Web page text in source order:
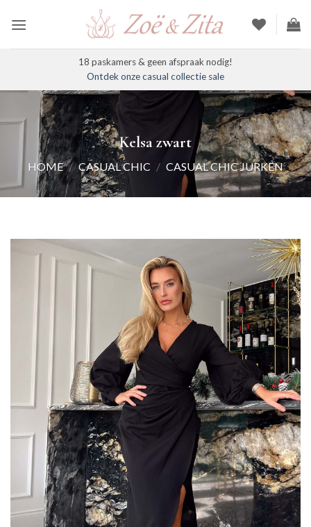
naar
18 paskamers & geen afspraak nodig!
Ontdek onze casual collectie sale
Kelsa zwart
HOME / CASUAL CHIC / CASUAL CHIC JURKEN